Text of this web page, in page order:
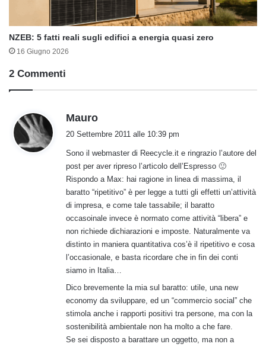
NZEB: 5 fatti reali sugli edifici a energia quasi zero
16 Giugno 2026
2 Commenti
Mauro
e
t
o
:
20 Settembre 2011 alle 10:39 pm
Sono il webmaster di Reecycle.it e ringrazio l’autore del
post per aver ripreso l’articolo dell’Espresso 🙂
Rispondo a Max: hai ragione in linea di massima, il
baratto “ripetitivo” è per legge a tutti gli effetti un’attività
di impresa, e come tale tassabile; il baratto
occasoinale invece è normato come attività “libera” e
non richiede dichiarazioni e imposte. Naturalmente va
distinto in maniera quantitativa cos’è il ripetitivo e cosa
l’occasionale, e basta ricordare che in fin dei conti
siamo in Italia…
Dico brevemente la mia sul baratto: utile, una new
economy da sviluppare, ed un “commercio social” che
stimola anche i rapporti positivi tra persone, ma con la
sostenibilità ambientale non ha molto a che fare.
Se sei disposto a barattare un oggetto, ma non a